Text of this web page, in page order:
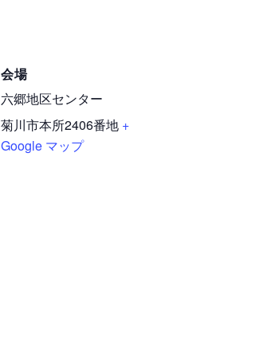
会場
六郷地区センター
菊川市本所2406番地 +
Google マップ